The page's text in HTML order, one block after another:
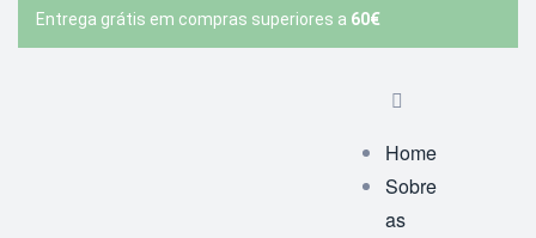
Entrega grátis em compras superiores a 60€
Home
Sobre
as